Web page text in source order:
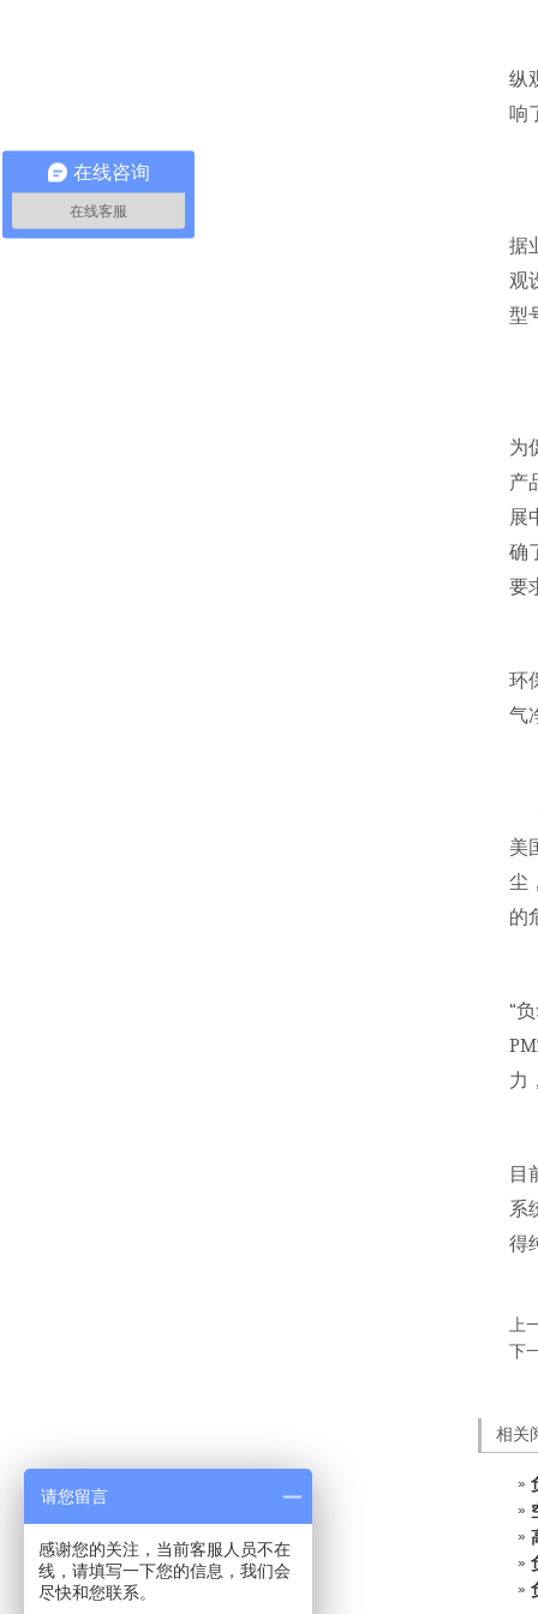
纵
响
据
观
型
为
产
展
确
要
环
气
美
尘
的
“
力
目
系
得
上
下
相关
在线咨询
在线客服
请您留言
感谢您的关注，当前客服人员不在
线，请填写一下您的信息，我们会
尽快和您联系。